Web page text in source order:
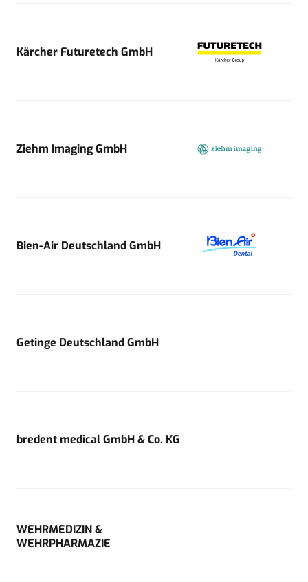
Kärcher Futuretech GmbH
Ziehm Imaging GmbH
Bien-Air Deutschland GmbH
Getinge Deutschland GmbH
bredent medical GmbH & Co. KG
WEHRMEDIZIN &
WEHRPHARMAZIE